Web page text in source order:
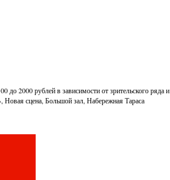
до 2000 рублей в зависимости от зрительского ряда и
сцена, Большой зал, Набережная Тараса